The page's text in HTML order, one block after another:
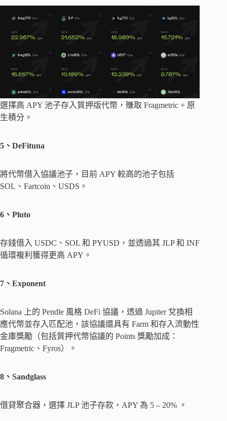
選擇高 APY 池子存入質押版代幣，賺取 Fragmetric + 原
生積分。
5、DeFituna
將代幣借入協議池子，目前 APY 較高的池子包括
SOL、Fartcoin、USDS。
6、Pluto
存錢借入 USDC、SOL 和 PYUSD，並透過其 JLP 和 INF
循環複利獲得更高 APY。
7、Exponent
Solana 上的 Pendle 風格 DeFi 協議，透過 Jupiter 兌換相
應代幣並存入匹配池，該協議還具有 Farm 和存入流動性
金庫獎勵（包括質押代幣協議的 Points 獎勵加成：
Fragmetric、Fyros）。
8、Sandglass
借貸聚合器，選擇 JLP 池子存款，APY 為 5 – 20% 。